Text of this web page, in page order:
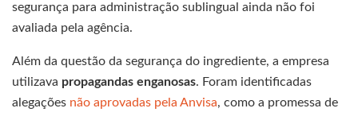
segurança para administração sublingual ainda não foi
avaliada pela agência.
Além da questão da segurança do ingrediente, a empresa
utilizava propagandas enganosas. Foram identificadas
alegações não aprovadas pela Anvisa, como a promessa de